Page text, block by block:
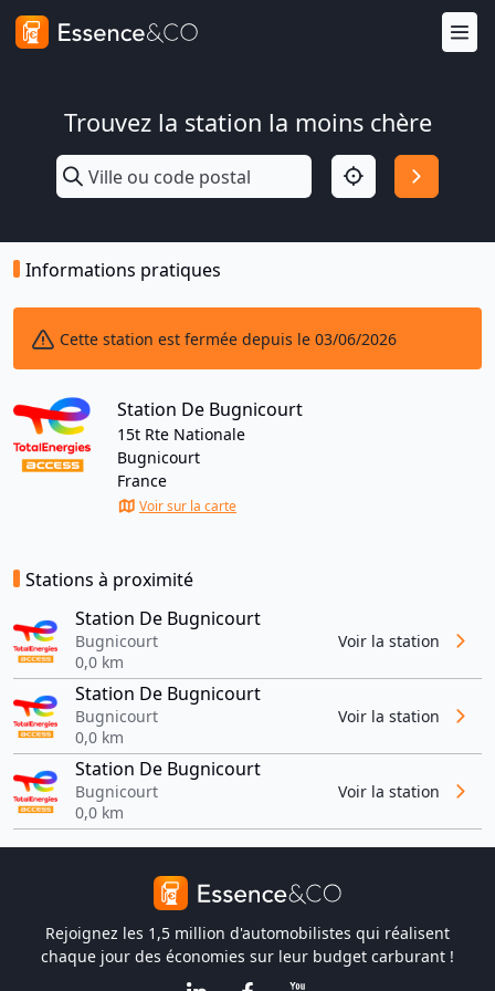
Trouvez la station la moins chère
Informations pratiques
Cette station est fermée depuis le 03/06/2026
Station De Bugnicourt
15t Rte Nationale
Bugnicourt
France
Voir sur la carte
Stations à proximité
Station De Bugnicourt
Bugnicourt
0,0 km
Voir la station
Station De Bugnicourt
Bugnicourt
0,0 km
Voir la station
Station De Bugnicourt
Bugnicourt
0,0 km
Voir la station
Rejoignez les 1,5 million d'automobilistes qui réalisent
chaque jour des économies sur leur budget carburant !